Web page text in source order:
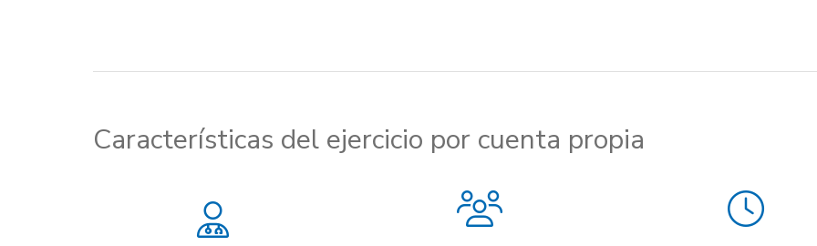
Características del ejercicio por cuenta propia